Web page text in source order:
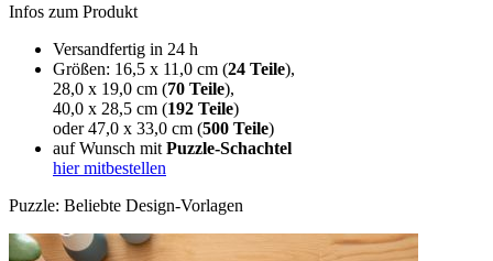
Infos zum Produkt
Versandfertig in 24 h
Größen: 16,5 x 11,0 cm (24 Teile),
28,0 x 19,0 cm (70 Teile),
40,0 x 28,5 cm (192 Teile)
oder 47,0 x 33,0 cm (500 Teile)
auf Wunsch mit Puzzle-Schachtel
hier mitbestellen
Puzzle: Beliebte Design-Vorlagen